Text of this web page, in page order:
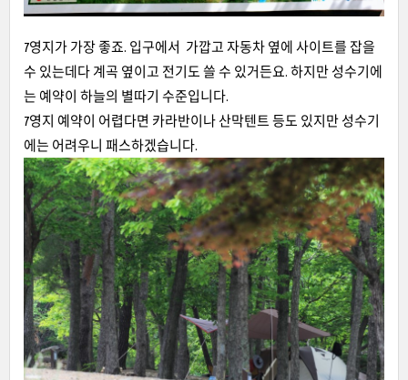
7영지가 가장 좋죠. 입구에서 가깝고 자동차 옆에 사이트를 잡을
수 있는데다 계곡 옆이고 전기도 쓸 수 있거든요. 하지만 성수기에
는 예약이 하늘의 별따기 수준입니다.
7영지 예약이 어렵다면 카라반이나 산막텐트 등도 있지만 성수기
에는 어려우니 패스하겠습니다.